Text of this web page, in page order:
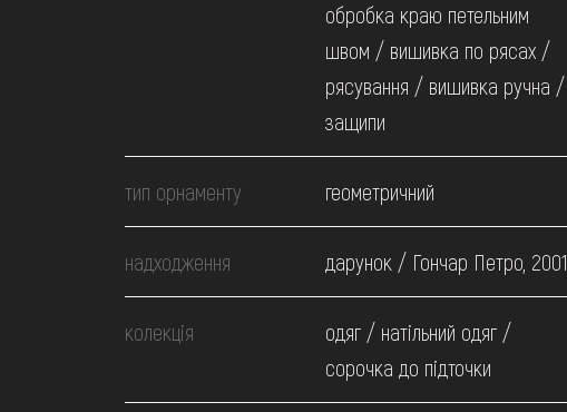
обробка краю петельним
швом / вишивка по рясах /
рясування / вишивка ручна /
защипи
тип орнаменту геометричний
надходження дарунок / Гончар Петро, 2001
колекція
одяг / натільний одяг /
сорочка до підточки